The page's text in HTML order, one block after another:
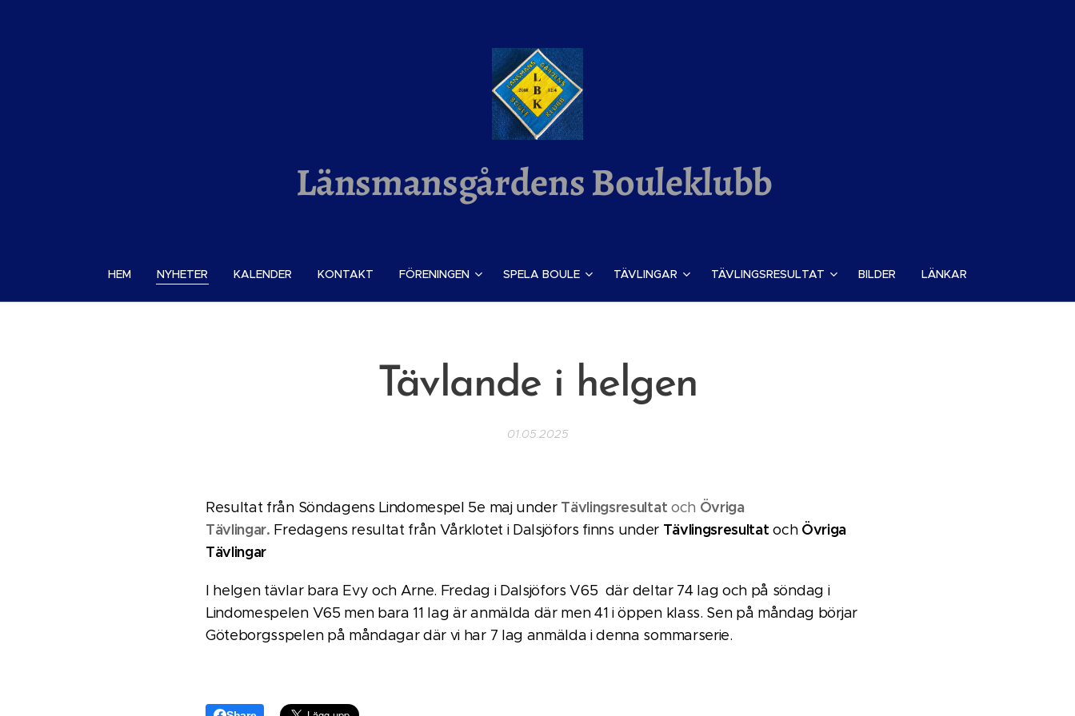
Länsmansgårdens Bouleklubb
HEM NYHETER KALENDER KONTAKT FÖRENINGEN SPELA BOULE TÄVLINGAR TÄVLINGSRESULTAT BILDER LÄNKAR
Tävlande i helgen
01.05.2025
Resultat från Söndagens Lindomespel 5e maj under Tävlingsresultat och Övriga
Tävlingar. Fredagens resultat från Vårklotet i Dalsjöfors finns under Tävlingsresultatoch Övriga
Tävlingar
I helgen tävlar bara Evy och Arne. Fredag i Dalsjöfors V65 där deltar 74 lag och på söndag i
Lindomespelen V65 men bara 11 lag är anmälda där men 41 i öppen klass. Sen på måndag börjar
Göteborgsspelen på måndagar där vi har 7 lag anmälda i denna sommarserie.